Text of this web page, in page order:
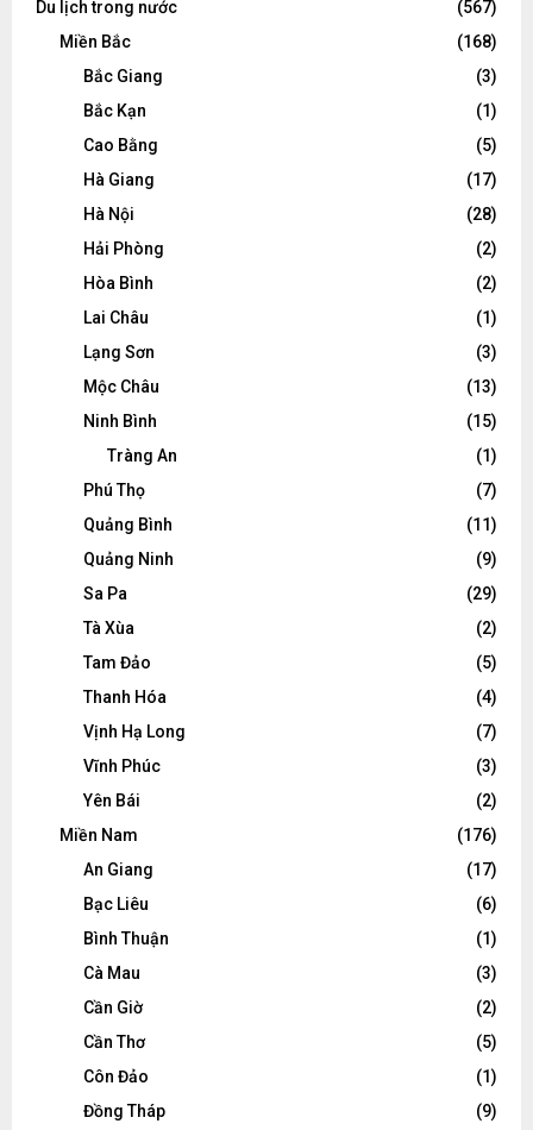
Du lịch trong nước
(567)
Miền Bắc
(168)
Bắc Giang
(3)
Bắc Kạn
(1)
Cao Bằng
(5)
Hà Giang
(17)
Hà Nội
(28)
Hải Phòng
(2)
Hòa Bình
(2)
Lai Châu
(1)
Lạng Sơn
(3)
Mộc Châu
(13)
Ninh Bình
(15)
Tràng An
(1)
Phú Thọ
(7)
Quảng Bình
(11)
Quảng Ninh
(9)
Sa Pa
(29)
Tà Xùa
(2)
Tam Đảo
(5)
Thanh Hóa
(4)
Vịnh Hạ Long
(7)
Vĩnh Phúc
(3)
Yên Bái
(2)
Miền Nam
(176)
An Giang
(17)
Bạc Liêu
(6)
Bình Thuận
(1)
Cà Mau
(3)
Cần Giờ
(2)
Cần Thơ
(5)
Côn Đảo
(1)
Đồng Tháp
(9)